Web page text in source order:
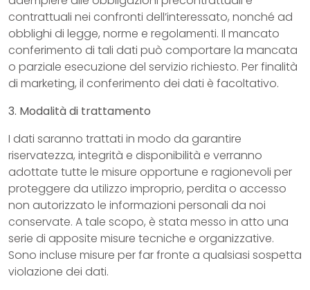
contrattuali nei confronti dell’interessato, nonché ad
obblighi di legge, norme e regolamenti. Il mancato
conferimento di tali dati può comportare la mancata
o parziale esecuzione del servizio richiesto. Per finalità
di marketing, il conferimento dei dati è facoltativo.
3. Modalità di trattamento
I dati saranno trattati in modo da garantire
riservatezza, integrità e disponibilità e verranno
adottate tutte le misure opportune e ragionevoli per
proteggere da utilizzo improprio, perdita o accesso
non autorizzato le informazioni personali da noi
conservate. A tale scopo, è stata messo in atto una
serie di apposite misure tecniche e organizzative.
Sono incluse misure per far fronte a qualsiasi sospetta
violazione dei dati.